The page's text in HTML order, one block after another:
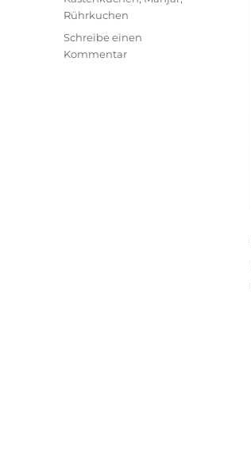
Rührkuchen
Schreibe einen
Kommentarzu